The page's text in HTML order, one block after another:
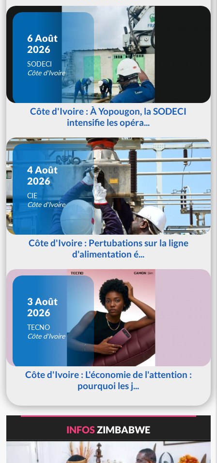
6 Août
2026
SODECI
Côte d'Ivoire
Côte d'Ivoire : À Yopougon, la SODECI
intensifie les opéra...
4 Août
2026
CIE
Côte d'Ivoire
Côte d'Ivoire : Pertubations sur la ligne
d'alimentation é...
3 Août
2026
TECNO
Côte d'Ivoire
Côte d'Ivoire : L'économie de l'attention :
pourquoi les j...
INFOSZIMBABWE